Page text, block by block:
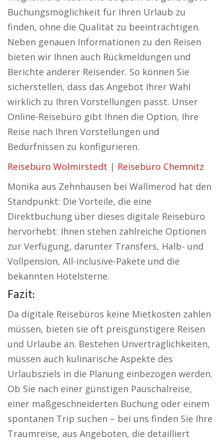
Buchungsmöglichkeit für Ihren Urlaub zu
finden, ohne die Qualität zu beeinträchtigen.
Neben genauen Informationen zu den Reisen
bieten wir Ihnen auch Rückmeldungen und
Berichte anderer Reisender. So können Sie
sicherstellen, dass das Angebot Ihrer Wahl
wirklich zu Ihren Vorstellungen passt. Unser
Online-Reisebüro gibt Ihnen die Option, Ihre
Reise nach Ihren Vorstellungen und
Bedürfnissen zu konfigurieren.
Reisebüro Wolmirstedt | Reisebüro Chemnitz
Monika aus Zehnhausen bei Wallmerod hat den
Standpunkt: Die Vorteile, die eine
Direktbuchung über dieses digitale Reisebüro
hervorhebt: Ihnen stehen zahlreiche Optionen
zur Verfügung, darunter Transfers, Halb- und
Vollpension, All-inclusive-Pakete und die
bekannten Hotelsterne.
Fazit:
Da digitale Reisebüros keine Mietkosten zahlen
müssen, bieten sie oft preisgünstigere Reisen
und Urlaube an. Bestehen Unverträglichkeiten,
müssen auch kulinarische Aspekte des
Urlaubsziels in die Planung einbezogen werden.
Ob Sie nach einer günstigen Pauschalreise,
einer maßgeschneiderten Buchung oder einem
spontanen Trip suchen – bei uns finden Sie Ihre
Traumreise, aus Angeboten, die detailliert